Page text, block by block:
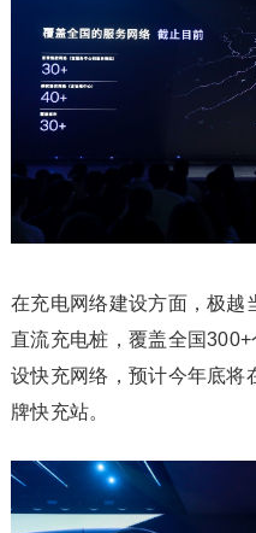
在充电网络建设方面，极越
直流充电桩，覆盖全国
设快充网络，预计今年底将
牌快充站。